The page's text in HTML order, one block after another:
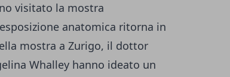
visitato la mostra
anatomica ritorna in
mostra a Zurigo, il dottor
Whalley hanno ideato un